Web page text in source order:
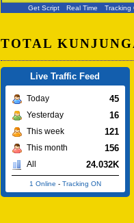
Get Script Real Time Tracking
TOTAL
Live Traffic Feed
Today 45
Yesterday 16
This week 121
This month 156
All 24.032K
1 Online - Tracking ON